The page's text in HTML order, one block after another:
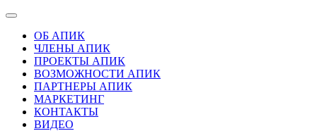
ОБ АПИК
ЧЛЕНЫ АПИК
ПРОЕКТЫ АПИК
ВОЗМОЖНОСТИ АПИК
ПАРТНЕРЫ АПИК
МАРКЕТИНГ
КОНТАКТЫ
ВИДЕО